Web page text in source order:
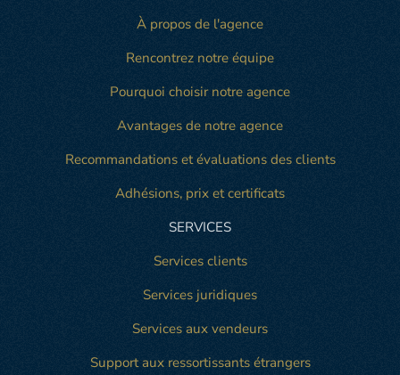
À propos de l'agence
Rencontrez notre équipe
Pourquoi choisir notre agence
Avantages de notre agence
Recommandations et évaluations des clients
Adhésions, prix et certificats
SERVICES
Services clients
Services juridiques
Services aux vendeurs
Support aux ressortissants étrangers